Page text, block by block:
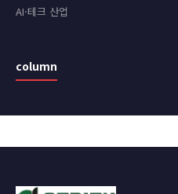
AI·테크 산업
column